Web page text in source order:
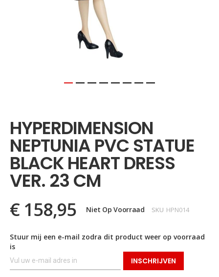
begin
van
de
afbeeldingen-
gallerij
HYPERDIMENSION
NEPTUNIA PVC STATUE
BLACK HEART DRESS
VER. 23 CM
€ 158,95 Niet Op Voorraad SKU HPN014
Stuur mij een e-mail zodra dit product weer op voorraad
is
INSCHRIJVEN